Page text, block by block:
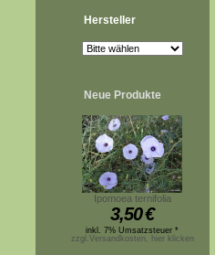
Hersteller
Neue Produkte
Ipomoea ternifolia
3,50€
inkl. 7% Umsatzsteuer *
zzgl.Versandkosten, hier klicken